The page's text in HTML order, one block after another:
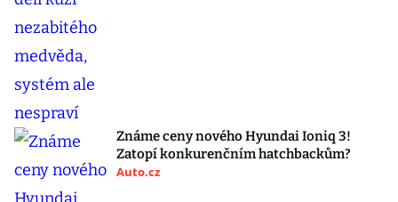
Známe ceny nového Hyundai Ioniq 3!
Zatopí konkurenčním hatchbackům?
Auto.cz